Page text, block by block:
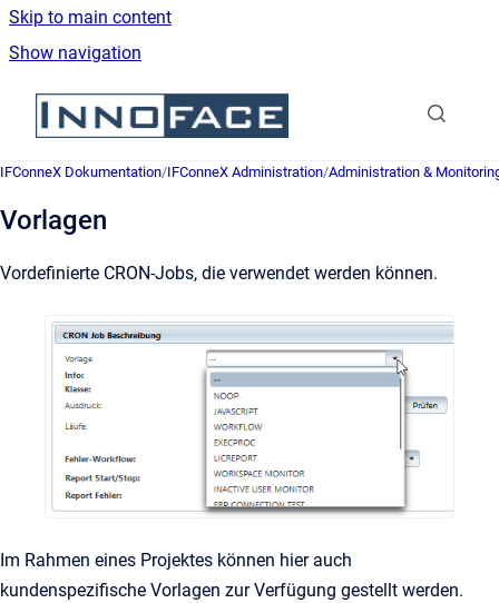
Skip to main content
Show navigation
Go to homepage
IFConneX Dokumentation/IFConneX Administration/Administration &
Vorlagen
Vordefinierte CRON-Jobs, die verwendet werden können.
Im Rahmen eines Projektes können hier auch
kundenspezifische Vorlagen zur Verfügung gestellt werden.